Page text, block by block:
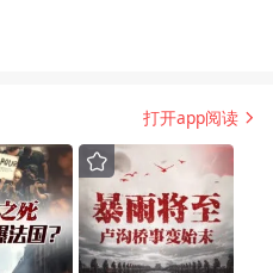
打开app阅读